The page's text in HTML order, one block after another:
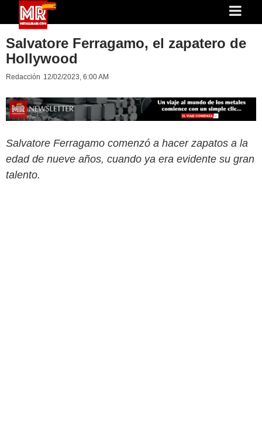
Salvatore Ferragamo, el zapatero de
Hollywood
Redacción 12/02/2023, 6:00 AM
Salvatore Ferragamo comenzó a hacer zapatos a la
edad de nueve años, cuando ya era evidente su gran
talento.